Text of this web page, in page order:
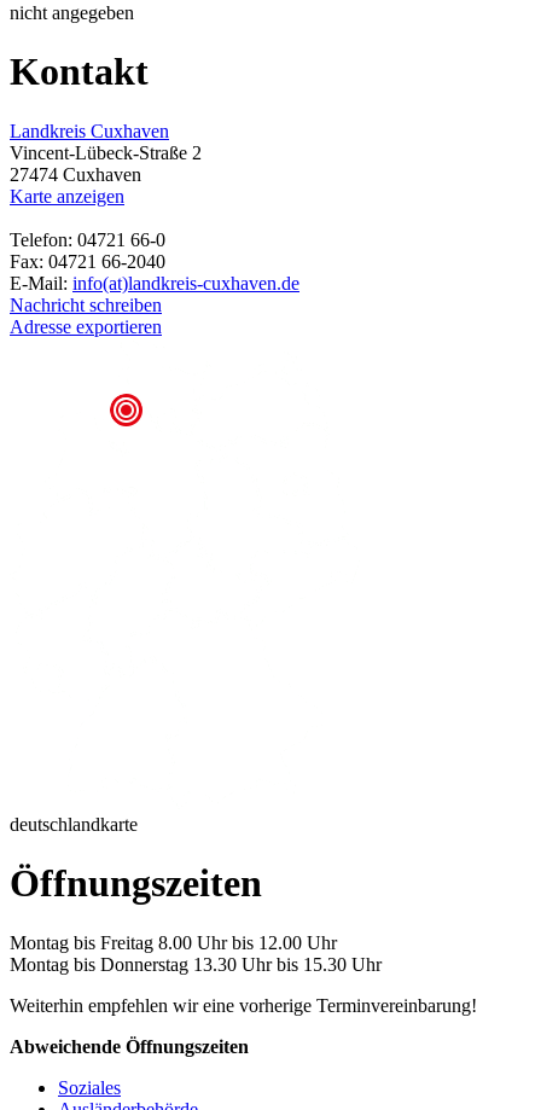
nicht angegeben
Kontakt
Landkreis Cuxhaven
Vincent-Lübeck-Straße 2
27474 Cuxhaven
Karte anzeigen
Telefon: 04721 66-0
Fax: 04721 66-2040
E-Mail: info(at)landkreis-cuxhaven.de
Nachricht schreiben
Adresse exportieren
deutschlandkarte
Öffnungszeiten
Montag bis Freitag 8.00 Uhr bis 12.00 Uhr
Montag bis Donnerstag 13.30 Uhr bis 15.30 Uhr
Weiterhin empfehlen wir eine vorherige Terminvereinbarung!
Abweichende Öffnungszeiten
Soziales